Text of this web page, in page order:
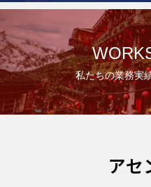
私たちの業務実
アセ